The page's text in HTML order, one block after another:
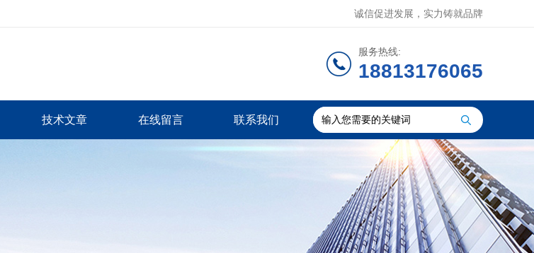
诚信促进发展，实力铸就品牌
服务热线:
18813176065
技术文章 在线留言 联系我们